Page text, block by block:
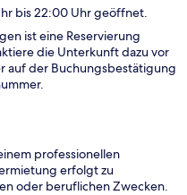
bis 22:00 Uhr geöffnet.
ist eine Reservierung
die Unterkunft dazu vor
auf der Buchungsbestätigung
professionellen
erfolgt zu
oder beruflichen Zwecken.